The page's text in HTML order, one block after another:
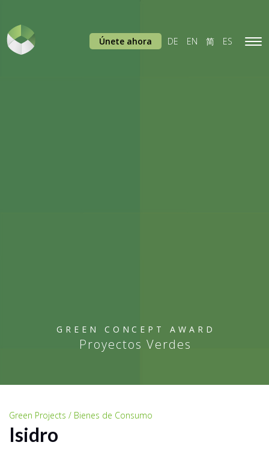
GREEN CONCEPT AWARD
Proyectos Verdes
Únete ahora DE EN 简 ES
Green Projects / Bienes de Consumo
Isidro